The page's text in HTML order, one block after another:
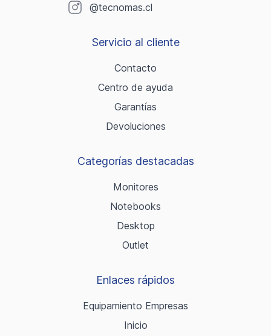
@tecnomas.cl
Servicio al cliente
Contacto
Centro de ayuda
Garantías
Devoluciones
Categorías destacadas
Monitores
Notebooks
Desktop
Outlet
Enlaces rápidos
Equipamiento Empresas
Inicio